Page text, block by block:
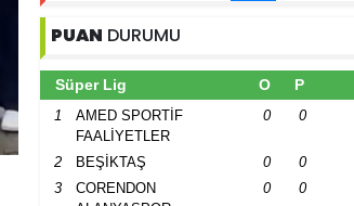
PUAN DURUMU
Süper Lig O P
1
AMED SPORTİF
FAALİYETLER
0 0
2 BEŞİKTAŞ 0
0
3
CORENDON
0 0